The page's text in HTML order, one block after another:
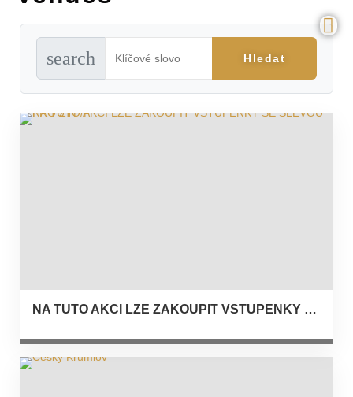
search
NA TUTO AKCI LZE ZAKOUPIT VSTUPENKY SE SLEVOU PRO ZTP/P